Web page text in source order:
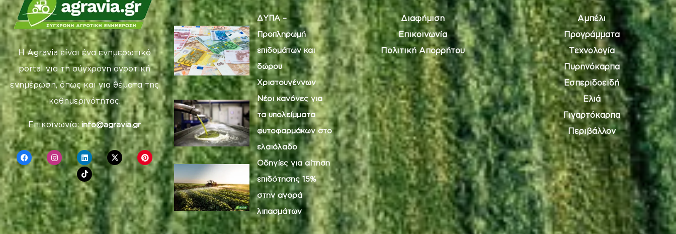
Η Agravia είναι ένα ενημερωτικό
portal για τη σύγχρονη αγροτική
ενημέρωση, όπως και για θέματα της
καθημερινότητας.
Επικοινωνία:info@agravia.gr
ΔΥΠΑ –
Προπληρωμή
επιδομάτων και
δώρου
Χριστουγέννων
Νέοι κανόνες για
τα υπολείμματα
φυτοφαρμάκων στο
ελαιόλαδο
Οδηγίες για αίτηση
επιδότησης 15%
στην αγορά
λιπασμάτων
Διαφήμιση
Επικοινωνία
Πολιτική Απορρήτου
Αμπέλι
Προγράμματα
Τεχνολογία
Πυρηνόκαρπα
Εσπεριδοειδή
Ελιά
Γιγαρτόκαρπα
Περιβάλλον